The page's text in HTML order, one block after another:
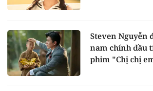
Steven Nguyễn
nam chính đầu
phim "Chị chị